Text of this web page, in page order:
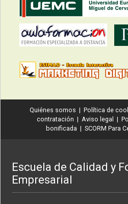
Quiénes somos | Política de
contratación | Aviso legal |
bonificada | SCORM Para
Escuela de Calidad y
Empresarial